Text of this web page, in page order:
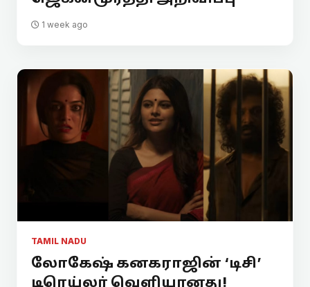
1 week ago
TAMIL NADU
லோகேஷ் கனகராஜின் ‘டிசி’
டிரெய்லர் வெளியானது!